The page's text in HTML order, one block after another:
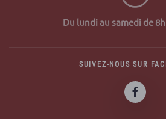
Du lundi au samedi de
SUIVEZ-NOUS SUR